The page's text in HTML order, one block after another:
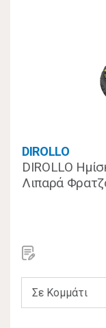
DIROLLO
DIROLLO
Λιπαρά